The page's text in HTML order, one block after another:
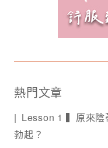
熱門文章
Lesson 1 ▍原來陰
勃起？